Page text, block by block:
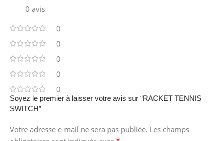
0 avis
0
0
0
0
0
Soyez le premier à laisser votre avis sur “RACKET TENNIS
SWITCH”
Votre adresse e-mail ne sera pas publiée. Les champs